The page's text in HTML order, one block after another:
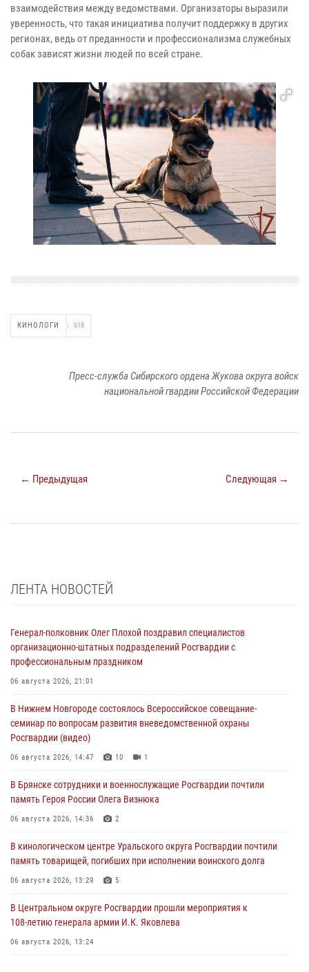
взаимодействия между ведомствами. Организаторы выразили
уверенность, что такая инициатива получит поддержку в других
регионах, ведь от преданности и профессионализма служебных
собак зависят жизни людей по всей стране.
КИНОЛОГИ 618
Пресс-служба Сибирского ордена Жукова округа войск
национальной гвардии Российской Федерации
← Предыдущая Следующая →
ЛЕНТА НОВОСТЕЙ
Генерал-полковник Олег Плохой поздравил специалистов
организационно-штатных подразделений Росгвардии с
профессиональным праздником
06 августа 2026, 21:01
В Нижнем Новгороде состоялось Всероссийское совещание-
семинар по вопросам развития вневедомственной охраны
Росгвардии (видео)
06 августа 2026, 14:47 10 1
В Брянске сотрудники и военнослужащие Росгвардии почтили
память Героя России Олега Визнюка
06 августа 2026, 14:36 2
В кинологическом центре Уральского округа Росгвардии почтили
память товарищей, погибших при исполнении воинского долга
06 августа 2026, 13:29 5
В Центральном округе Росгвардии прошли мероприятия к
108‑летию генерала армии И.К. Яковлева
06 августа 2026, 13:24